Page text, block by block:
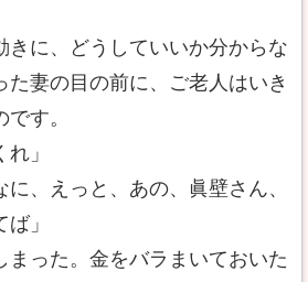
に、どうしていいか分からな
た妻の目の前に、ご老人はいき
す。
」
、えっと、あの、眞壁さん、
」
まった。金をバラまいておいた